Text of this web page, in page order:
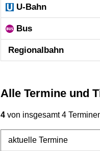
U-Bahn
Bus
Regional­bahn
Alle Termine und
4 von insgesamt 4